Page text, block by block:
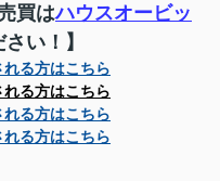
買はハウスオービッ
い！】
る方はこちら
る方はこちら
る方はこちら
る方はこちら